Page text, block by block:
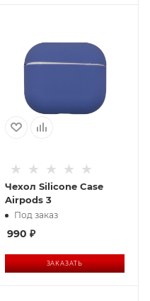
Чехол Silicone Case
Airpods 3
Под заказ
990 ₽
ЗАКАЗАТЬ